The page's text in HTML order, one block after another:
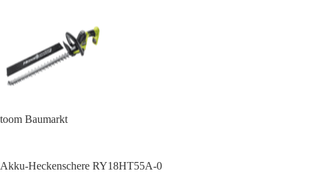
toom Baumarkt
Akku-Heckenschere RY18HT55A-0